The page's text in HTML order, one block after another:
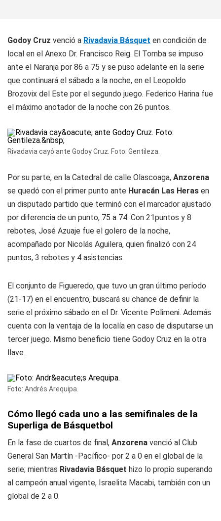
Godoy Cruz venció a Rivadavia Básquet en condición de
local en el Anexo Dr. Francisco Reig. El Tomba se impuso
ante el Naranja por 86 a 75 y se puso adelante en la serie
que continuará el sábado a la noche, en el Leopoldo
Brozovix del Este por el segundo juego. Federico Harina fue
el máximo anotador de la noche con 26 puntos.
Rivadavia cayó ante Godoy Cruz. Foto: Gentileza.
Por su parte, en la Catedral de calle Olascoaga, Anzorena
se quedó con el primer punto ante Huracán Las Heras en
un disputado partido que terminó con el marcador ajustado
por diferencia de un punto, 75 a 74. Con 21puntos y 8
rebotes, José Azuaje fue el golero de la noche,
acompañado por Nicolás Aguilera, quien finalizó con 24
puntos, 3 rebotes y 4 asistencias.
El conjunto de Figueredo, que tuvo un gran último período
(21-17) en el encuentro, buscará su chance de definir la
serie el próximo sábado en el Dr. Vicente Polimeni. Además
cuenta con la ventaja de la localía en caso de disputarse un
tercer juego. Mismo beneficio tiene Godoy Cruz en la otra
llave.
Foto: Andrés Arequipa.
Cómo llegó cada uno a las semifinales de la
Superliga de Básquetbol
En la fase de cuartos de final, Anzorena venció al Club
General San Martín -Pacífico- por 2 a 0 en el global de la
serie; mientras Rivadavia Básquet hizo lo propio superando
al campeón anual vigente, Israelita Macabi, también con un
global de 2 a 0.